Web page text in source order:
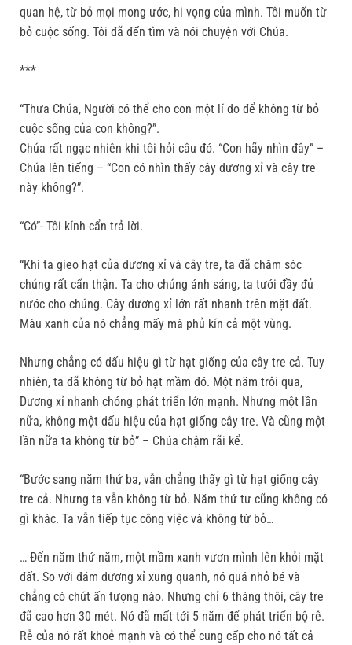
quan hệ, từ bỏ mọi mong ước, hi vọng của mình. Tôi muốn từ
bỏ cuộc sống. Tôi đã đến tìm và nói chuyện với Chúa.
***
“Thưa Chúa, Người có thể cho con một lí do để không từ bỏ
cuộc sống của con không?”.
Chúa rất ngạc nhiên khi tôi hỏi câu đó. “Con hãy nhìn đây” –
Chúa lên tiếng – “Con có nhìn thấy cây dương xỉ và cây tre
này không?”.
“Có”- Tôi kính cẩn trả lời.
“Khi ta gieo hạt của dương xỉ và cây tre, ta đã chăm sóc
chúng rất cẩn thận. Ta cho chúng ánh sáng, ta tưới đầy đủ
nước cho chúng. Cây dương xỉ lớn rất nhanh trên mặt đất.
Màu xanh của nó chẳng mấy mà phủ kín cả một vùng.
Nhưng chẳng có dấu hiệu gì từ hạt giống của cây tre cả. Tuy
nhiên, ta đã không từ bỏ hạt mầm đó. Một năm trôi qua,
Dương xỉ nhanh chóng phát triển lớn mạnh. Nhưng một lần
nữa, không một dấu hiệu của hạt giống cây tre. Và cũng một
lần nữa ta không từ bỏ” – Chúa chậm rãi kể.
“Bước sang năm thứ ba, vẫn chẳng thấy gì từ hạt giống cây
tre cả. Nhưng ta vẫn không từ bỏ. Năm thứ tư cũng không có
gì khác. Ta vẫn tiếp tục công việc và không từ bỏ…
… Đến năm thứ năm, một mầm xanh vươn mình lên khỏi mặt
đất. So với đám dương xỉ xung quanh, nó quá nhỏ bé và
chẳng có chút ấn tượng nào. Nhưng chỉ 6 tháng thôi, cây tre
đã cao hơn 30 mét. Nó đã mất tới 5 năm để phát triển bộ rễ.
Rễ của nó rất khoẻ mạnh và có thể cung cấp cho nó tất cả